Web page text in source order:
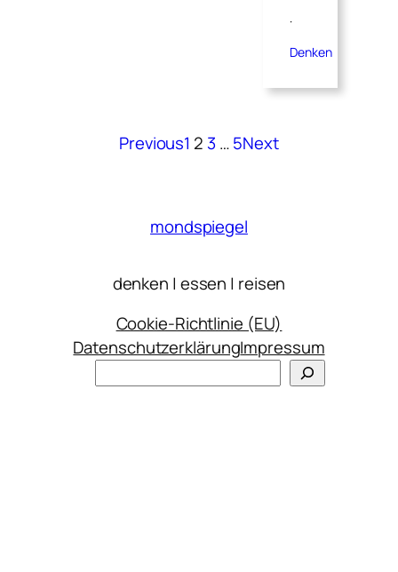
·
Denken
Previous1 2 3 …5Next
mondspiegel
denken | essen | reisen
Cookie-Richtlinie (EU)
DatenschutzerklärungImpressum